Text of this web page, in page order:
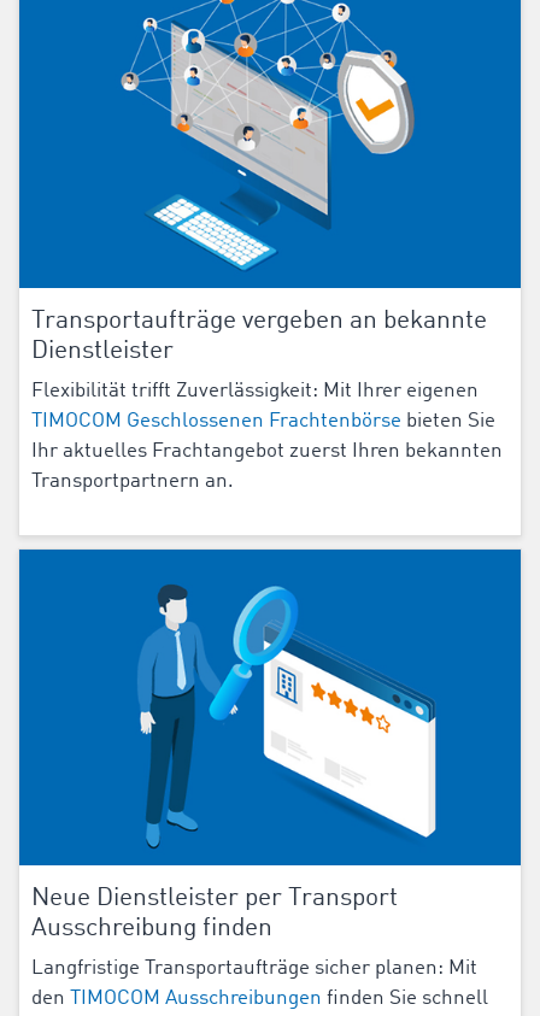
Transportaufträge vergeben an bekannte
Dienstleister
Flexibilität trifft Zuverlässigkeit: Mit Ihrer eigenen
TIMOCOM Geschlossenen Frachtenbörse bieten Sie
Ihr aktuelles Frachtangebot zuerst Ihren bekannten
Transportpartnern an.
Neue Dienstleister per Transport
Ausschreibung finden
Langfristige Transportaufträge sicher planen: Mit
den
TIMOCOM Ausschreibungen finden Sie schnell